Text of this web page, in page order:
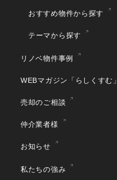
おすすめ物件から探す
テーマから探す
リノベ物件事例
WEBマガジン「らしくすむ」
売却のご相談
仲介業者様
お知らせ
私たちの強み